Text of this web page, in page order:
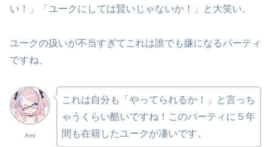
い！」「ユークにしては賢いじゃないか！」と大笑い。
ユークの扱いが不当すぎてこれは誰でも嫌になるパーティ
ですね。
Ami
これは自分も「やってられるか！」と言っち
ゃうくらい酷いですね！このパーティに５年
間も在籍したユークが凄いです。